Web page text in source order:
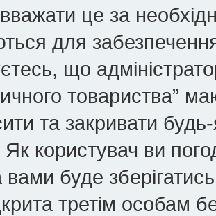
це за
для
що
товариства”
та закривати
Як користувач ви
вами буде
третім особам